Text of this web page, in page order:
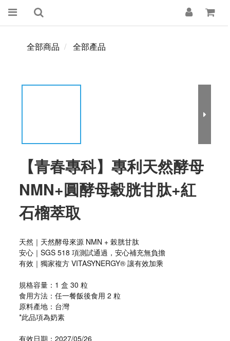
全部商品 全部產品
【青春專科】專利天然酵母
NMN+圓酵母穀胱甘肽+紅
石榴萃取
天然｜天然酵母來源 NMN + 榖胱甘肽
安心｜SGS 518 項測試通過，安心補充無負擔
有效｜獨家複方 VITASYNERGY® 讓有效加乘
規格容量：1 盒 30 粒
食用方法：任一餐飯後食用 2 粒
原料產地：台灣
*此品項為奶素
有效日期：2027/05/26